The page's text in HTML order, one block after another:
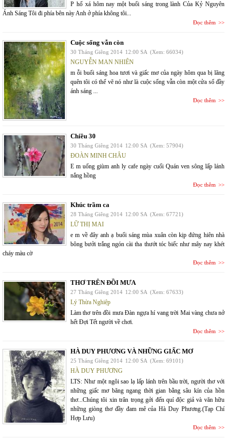
P hố xá hôm nay một buổi sáng trong lành Của Kỷ Nguyên
Ánh Sáng Tôi đi phía bên này Anh ở phía không tôi...
Đọc thêm
Cuộc sống vẫn còn
30 Tháng Giêng 2014 12:00 SA (Xem: 66034)
NGUYỄN MAN NHIÊN
m ỗi buổi sáng hoa tươi và giấc mơ của ngày hôm qua bị lãng
quên tôi có thể vẽ nó như là cuộc sống vẫn còn một cửa sổ đầy
ánh sáng ...
Đọc thêm
Chiều 30
30 Tháng Giêng 2014 12:00 SA (Xem: 57904)
ĐOÀN MINH CHÂU
E m uống giùm anh ly cafe ngày cuối Quán ven sông lấp lánh
nắng hồng
Đọc thêm
Khúc trầm ca
28 Tháng Giêng 2014 12:00 SA (Xem: 67721)
LỮ THỊ MAI
e m về đây anh ạ buổi sáng mùa xuân còn kịp đứng hiên nhà
bông bưởi trắng ngón cài tha thướt tóc biếc như mây nay khét
cháy màu cờ
Đọc thêm
THƠ TRÊN ĐỒI MƯA
27 Tháng Giêng 2014 12:00 SA (Xem: 67633)
Lý Thừa Nghiệp
Làm thơ trên đồi mưa Đàn ngựa hí vang trời Mai vàng chưa nở
hết Đợi Tết người về chơi.
Đọc thêm
HÀ DUY PHƯƠNG VÀ NHỮNG GIẤC MƠ
25 Tháng Giêng 2014 12:00 SA (Xem: 69101)
HÀ DUY PHƯƠNG
LTS: Như một ngôi sao lạ lấp lánh trên bầu trời, người thơ với
những giấc mơ băng ngang thời gian bằng sâu kín của hồn
thơ...Chúng tôi xin trân trọng gởi đến quí độc giả và văn hữu
những giòng thơ đầy đam mê của Hà Duy Phương.(Tạp Chí
Hợp Lưu)
Đọc thêm